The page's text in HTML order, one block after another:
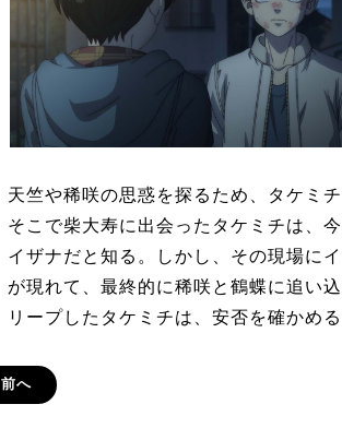
天竺や稀咲の思惑を探るため、タケミ
そこで柴大寿に出会ったタケミチは、
イザナだと知る。しかし、その現場に
が現れて、最終的に稀咲と鶴蝶に追い
リープしたタケミチは、安否を確かめ
前へ